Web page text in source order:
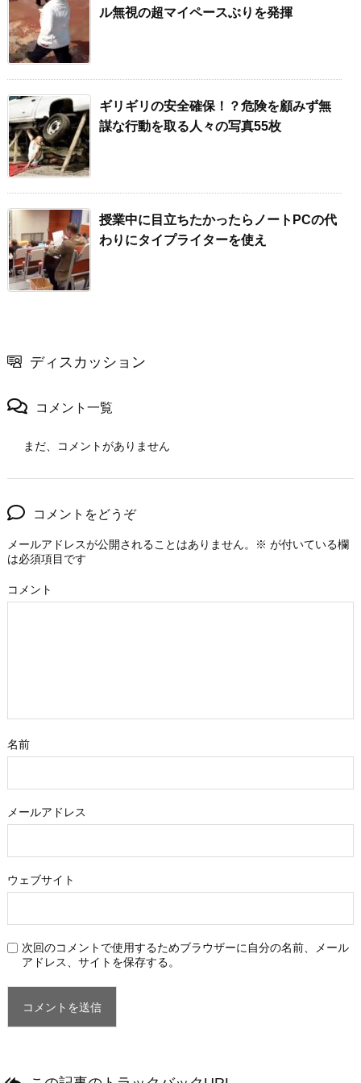
ル無視の超マイペースぶりを発揮
ギリギリの安全確保！？危険を顧みず無
謀な行動を取る人々の写真55枚
授業中に目立ちたかったらノートPCの代
わりにタイプライターを使え
ディスカッション
コメント一覧
まだ、コメントがありません
コメントをどうぞ
メールアドレスが公開されることはありません。 ※ が付いている欄
は必須項目です
コメント
名前
メールアドレス
ウェブサイト
次回のコメントで使用するためブラウザーに自分の名前、メール
アドレス、サイトを保存する。